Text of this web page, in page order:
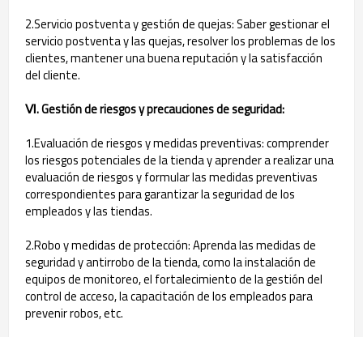
2.Servicio postventa y gestión de quejas: Saber gestionar el
servicio postventa y las quejas, resolver los problemas de los
clientes, mantener una buena reputación y la satisfacción
del cliente.
Ⅵ. Gestión de riesgos y precauciones de seguridad:
1.Evaluación de riesgos y medidas preventivas: comprender
los riesgos potenciales de la tienda y aprender a realizar una
evaluación de riesgos y formular las medidas preventivas
correspondientes para garantizar la seguridad de los
empleados y las tiendas.
2.Robo y medidas de protección: Aprenda las medidas de
seguridad y antirrobo de la tienda, como la instalación de
equipos de monitoreo, el fortalecimiento de la gestión del
control de acceso, la capacitación de los empleados para
prevenir robos, etc.